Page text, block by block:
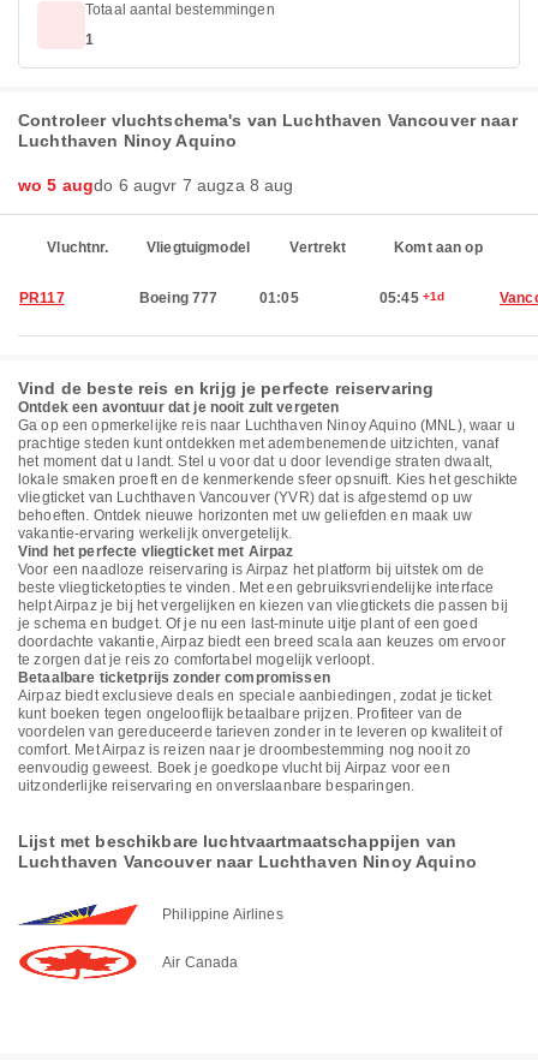
Totaal aantal bestemmingen
1
Controleer vluchtschema's van Luchthaven Vancouver naar
Luchthaven Ninoy Aquino
wo 5 augdo 6 augvr 7 augza 8 aug
Vluchtnr. Vliegtuigmodel Vertrekt Komt aan op
PR117 Boeing 777 01:05 05:45 +1d
Vind de beste reis en krijg je perfecte reiservaring
Ontdek een avontuur dat je nooit zult vergeten
Ga op een opmerkelijke reis naar Luchthaven Ninoy Aquino (MNL), waar u
prachtige steden kunt ontdekken met adembenemende uitzichten, vanaf
het moment dat u landt. Stel u voor dat u door levendige straten dwaalt,
lokale smaken proeft en de kenmerkende sfeer opsnuift. Kies het geschikte
vliegticket van Luchthaven Vancouver (YVR) dat is afgestemd op uw
behoeften. Ontdek nieuwe horizonten met uw geliefden en maak uw
vakantie-ervaring werkelijk onvergetelijk.
Vind het perfecte vliegticket met Airpaz
Voor een naadloze reiservaring is Airpaz het platform bij uitstek om de
beste vliegticketopties te vinden. Met een gebruiksvriendelijke interface
helpt Airpaz je bij het vergelijken en kiezen van vliegtickets die passen bij
je schema en budget. Of je nu een last-minute uitje plant of een goed
doordachte vakantie, Airpaz biedt een breed scala aan keuzes om ervoor
te zorgen dat je reis zo comfortabel mogelijk verloopt.
Betaalbare ticketprijs zonder compromissen
Airpaz biedt exclusieve deals en speciale aanbiedingen, zodat je ticket
kunt boeken tegen ongelooflijk betaalbare prijzen. Profiteer van de
voordelen van gereduceerde tarieven zonder in te leveren op kwaliteit of
comfort. Met Airpaz is reizen naar je droombestemming nog nooit zo
eenvoudig geweest. Boek je goedkope vlucht bij Airpaz voor een
uitzonderlijke reiservaring en onverslaanbare besparingen.
Lijst met beschikbare luchtvaartmaatschappijen van
Luchthaven Vancouver naar Luchthaven Ninoy Aquino
Philippine Airlines
Air Canada